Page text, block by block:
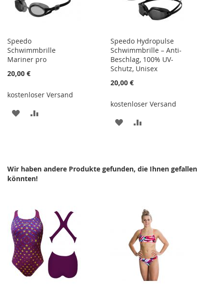
Speedo
Schwimmbrille
Mariner pro
20,00 €
kostenloser Versand
ZUR
Speedo Hydropulse
Schwimmbrille – Anti-
Beschlag, 100% UV-
Schutz, Unisex
20,00 €
kostenloser Versand
ZUR
Wir haben andere Produkte gefunden, die Ihnen gefallen
könnten!